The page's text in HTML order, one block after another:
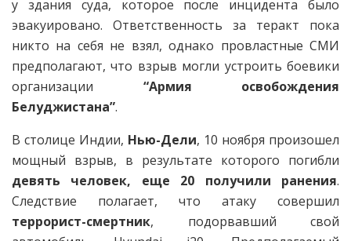
у здания суда, которое после инцидента было
эвакуировано. Ответственность за теракт пока
никто на себя не взял, однако провластные СМИ
предполагают, что взрыв могли устроить боевики
организации “Армия освобождения
Белуджистана”.
В столице Индии, Нью-Дели, 10 ноября произошел
мощный взрыв, в результате которого погибли
девять человек, еще 20 получили ранения.
Следствие полагает, что атаку совершил
террорист-смертник, подорвавший свой